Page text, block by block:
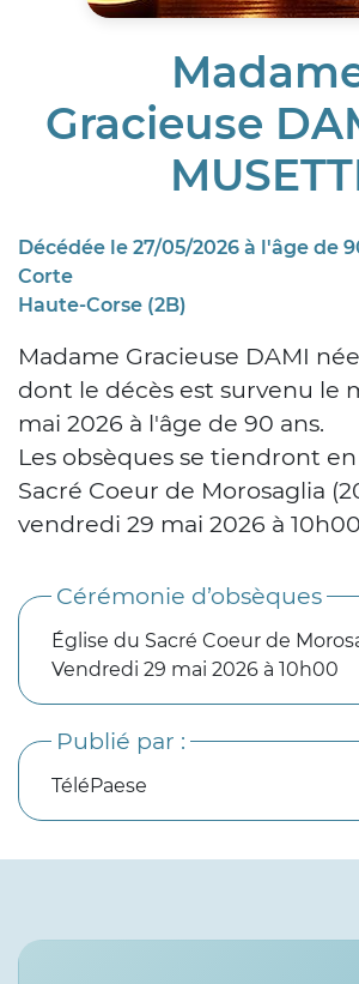
Gracieuse
Décédée le 27/05/2026 à l'âge de
Corte
Haute-Corse (2B)
Madame Gracieuse DAMI
dont le décès est survenu le
mai 2026 à l'âge de 90 ans.
Les obsèques se tiendront
Sacré Coeur de Morosaglia
vendredi 29 mai 2026 à
Cérémonie d’obsèques
Église du Sacré Coeur de
Vendredi 29 mai 2026 à 10h00
Publié par :
TéléPaese
Services